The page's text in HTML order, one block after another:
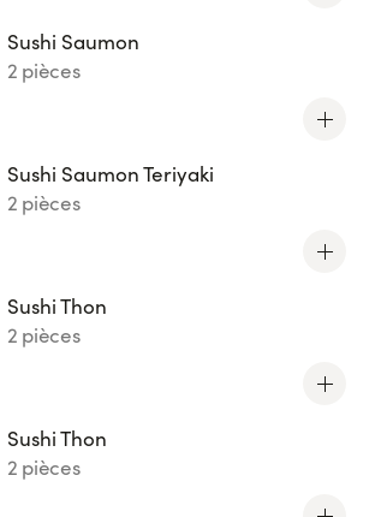
Sushi Saumon
2 pièces
Sushi Saumon Teriyaki
2 pièces
Sushi Thon
2 pièces
Sushi Thon
2 pièces